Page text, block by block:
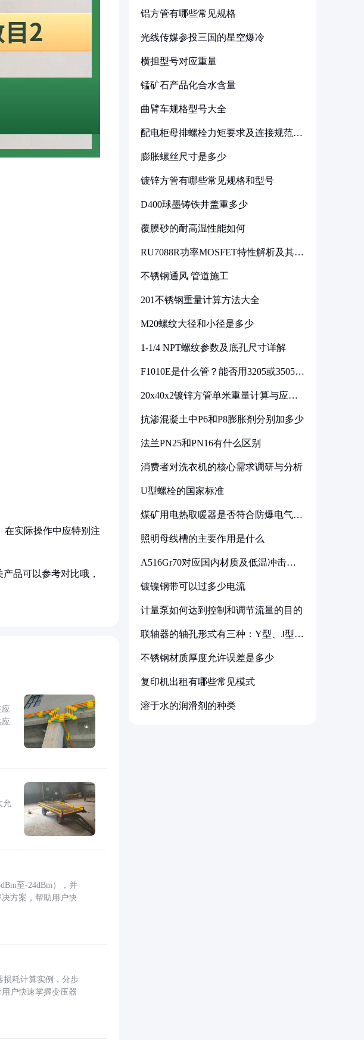
在实际操作中应特别注
品可以参考对比哦，
允
至-24dBm），并
方案，帮助用户快
损耗计算实例，分步
户快速掌握变压器
铝方管有哪些常见规格
光线传媒参投三国的星空爆冷
横担型号对应重量
锰矿石产品化合水含量
曲臂车规格型号大全
配电柜母排螺栓力矩要求及连接规范详
膨胀螺丝尺寸是多少
镀锌方管有哪些常见规格和型号
D400球墨铸铁井盖重多少
覆膜砂的耐高温性能如何
RU7088R功率MOSFET特性解析及其在
不锈钢通风 管道施工
201不锈钢重量计算方法大全
M20螺纹大径和小径是多少
1-1/4 NPT螺纹参数及底孔尺寸详解
F1010E是什么管？能否用3205或3505代
20x40x2镀锌方管单米重量计算与应用
抗渗混凝土中P6和P8膨胀剂分别加多少
法兰PN25和PN16有什么区别
消费者对洗衣机的核心需求调研与分析
U型螺栓的国家标准
煤矿用电热取暖器是否符合防爆电气设
照明母线槽的主要作用是什么
A516Gr70对应国内材质及低温冲击要
镀镍钢带可以过多少电流
计量泵如何达到控制和调节流量的目的
联轴器的轴孔形式有三种：Y型、J型、
不锈钢材质厚度允许误差是多少
复印机出租有哪些常见模式
溶于水的润滑剂的种类